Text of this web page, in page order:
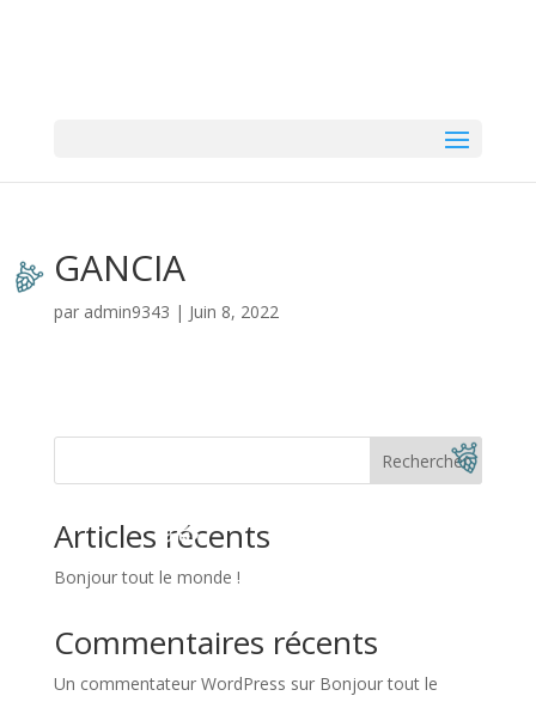
GANCIA
par admin9343 | Juin 8, 2022
Rechercher
Articles récents
Bonjour tout le monde !
Commentaires récents
Un commentateur WordPress sur Bonjour tout le